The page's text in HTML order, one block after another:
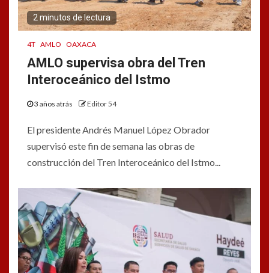
2 minutos de lectura
4T AMLO OAXACA
AMLO supervisa obra del Tren
Interoceánico del Istmo
3 años atrás Editor 54
El presidente Andrés Manuel López Obrador
supervisó este fin de semana las obras de
construcción del Tren Interoceánico del Istmo...